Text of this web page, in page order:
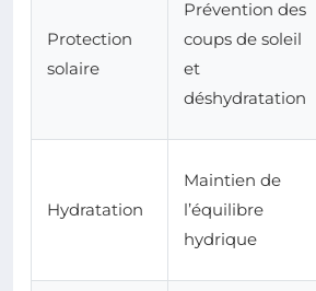
Protection
solaire
Prévention des
coups de soleil
et
déshydratation
Hydratation
Maintien de
l’équilibre
hydrique